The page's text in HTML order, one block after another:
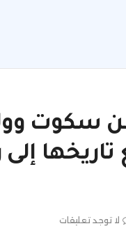
تاريخها
لا توجد تعليقات